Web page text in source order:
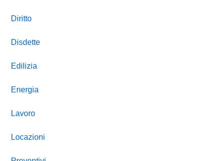
Diritto
Disdette
Edilizia
Energia
Lavoro
Locazioni